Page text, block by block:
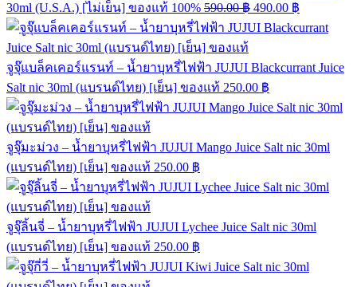
30ml (U.S.A.) [ไม่เย็น] ของแท้ 100% 590.00฿ 490.00 ฿
จูจุ๊แบล็คเคอร์แรนท์ – น้ำยาบุหรี่ไฟฟ้า JUJUI Blackcurrant Juice
Salt nic 30ml (แบรนด์ไทย) [เย็น] ของแท้ 250.00 ฿
จูจุ๊มะม่วง – น้ำยาบุหรี่ไฟฟ้า JUJUI Mango Juice Salt nic 30ml
(แบรนด์ไทย) [เย็น] ของแท้ 250.00 ฿
จูจุ๊ลิ้นจี่ – น้ำยาบุหรี่ไฟฟ้า JUJUI Lychee Juice Salt nic 30ml
(แบรนด์ไทย) [เย็น] ของแท้ 250.00 ฿